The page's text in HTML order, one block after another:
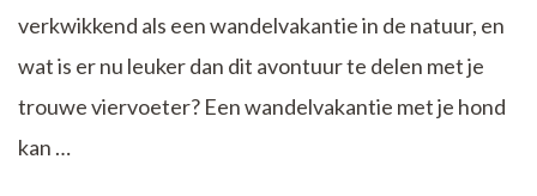
verkwikkend als een wandelvakantie in de natuur, en
wat is er nu leuker dan dit avontuur te delen met je
trouwe viervoeter? Een wandelvakantie met je hond
kan …